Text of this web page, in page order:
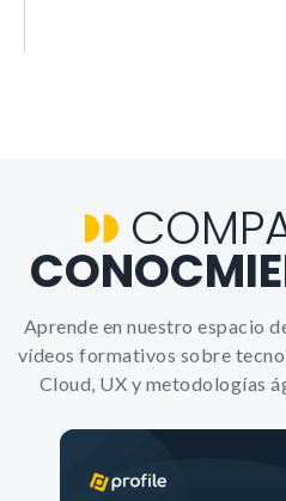
Aprende en nuestro espacio
vídeos formativos sobre
Cloud, UX y metodologías